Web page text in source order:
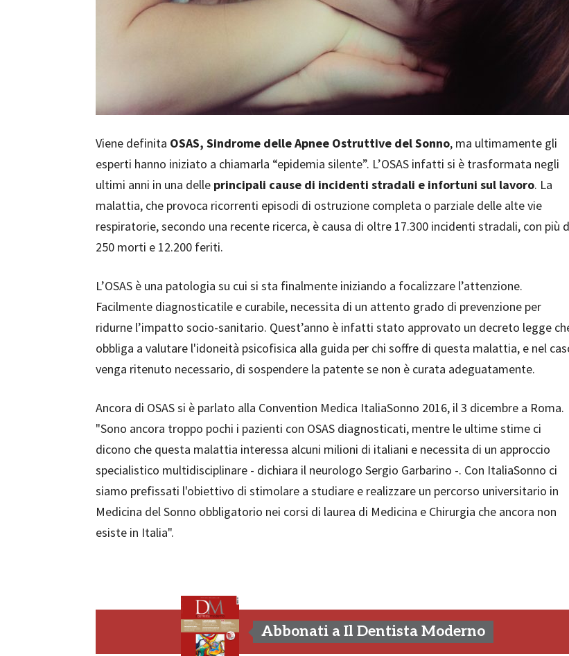
Viene definita OSAS, Sindrome delle Apnee Ostruttive del Sonno, ma ultimamente gli
esperti hanno iniziato a chiamarla “epidemia silente”. L’OSAS infatti si è trasformata negli
ultimi anni in una delle principali cause di incidenti stradali e infortuni sul lavoro. La
malattia, che provoca ricorrenti episodi di ostruzione completa o parziale delle alte vie
respiratorie, secondo una recente ricerca, è causa di oltre 17.300 incidenti stradali, con più
250 morti e 12.200 feriti.
L’OSAS è una patologia su cui si sta finalmente iniziando a focalizzare l’attenzione.
Facilmente diagnosticatile e curabile, necessita di un attento grado di prevenzione per
ridurne l’impatto socio-sanitario. Quest’anno è infatti stato approvato un decreto legge
obbliga a valutare l'idoneità psicofisica alla guida per chi soffre di questa malattia, e nel
venga ritenuto necessario, di sospendere la patente se non è curata adeguatamente.
Ancora di OSAS si è parlato alla Convention Medica ItaliaSonno 2016, il 3 dicembre a Roma.
"Sono ancora troppo pochi i pazienti con OSAS diagnosticati, mentre le ultime stime ci
dicono che questa malattia interessa alcuni milioni di italiani e necessita di un approccio
specialistico multidisciplinare - dichiara il neurologo Sergio Garbarino -. Con ItaliaSonno ci
siamo prefissati l'obiettivo di stimolare a studiare e realizzare un percorso universitario in
Medicina del Sonno obbligatorio nei corsi di laurea di Medicina e Chirurgia che ancora non
esiste in Italia".
Abbonati a Il Dentista Moderno